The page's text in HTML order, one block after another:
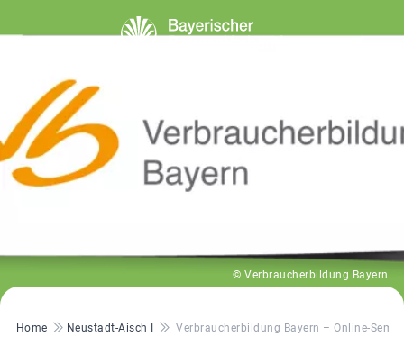
© Verbraucherbildung Bayern
Pfadnavigation
Home Neustadt-Aisch I Verbraucherbildung Bayern – Online-